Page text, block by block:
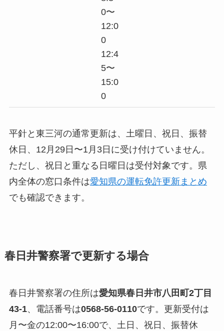
0〜
12:0
0
12:4
5〜
15:0
0
平針と東三河の通常更新は、土曜日、祝日、振替
休日、12月29日〜1月3日に受け付けていません。
ただし、祝日と重なる日曜日は受付対象です。県
内全体の窓口条件は愛知県の運転免許更新まとめ
でも確認できます。
春日井警察署で更新する場合
春日井警察署の住所は愛知県春日井市八田町2丁目
43-1、電話番号は0568-56-0110です。更新受付は
月〜金の12:00〜16:00で、土日、祝日、振替休